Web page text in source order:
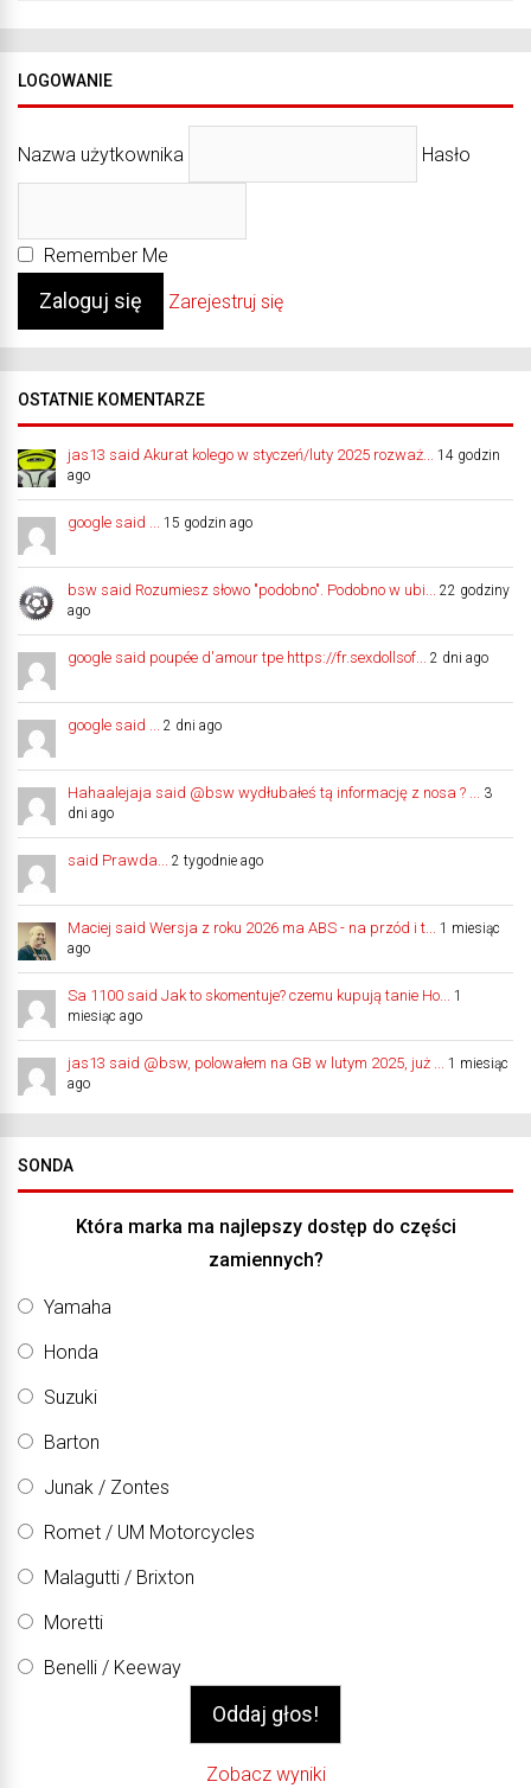
LOGOWANIE
Nazwa użytkownika Hasło
Remember Me
Zarejestruj się
OSTATNIE KOMENTARZE
jas13 said Akurat kolego w styczeń/luty 2025 rozważ...
14 godzin
ago
google said ... 15 godzin ago
bsw said Rozumiesz słowo "podobno". Podobno w ubi...
22 godziny
ago
google said poupée d'amour tpe https://fr.sexdollsof... 2 dni ago
google said ... 2 dni ago
Hahaalejaja said @bsw wydłubałeś tą informację z nosa ? ...
3
dni ago
said Prawda... 2 tygodnie ago
Maciej said Wersja z roku 2026 ma ABS - na przód i t...
1 miesiąc
ago
Sa 1100 said Jak to skomentuje? czemu kupują tanie Ho...
1
miesiąc ago
jas13 said @bsw, polowałem na GB w lutym 2025, już ...
1 miesiąc
ago
SONDA
Która marka ma najlepszy dostęp do części
zamiennych?
Yamaha
Honda
Suzuki
Barton
Junak / Zontes
Romet / UM Motorcycles
Malagutti / Brixton
Moretti
Benelli / Keeway
Zobacz wyniki